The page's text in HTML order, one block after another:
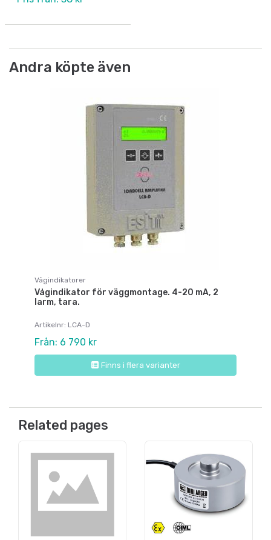
Andra köpte även
Vågindikatorer
Vågindikator för väggmontage. 4-20 mA, 2
larm, tara.
Artikelnr: LCA-D
Från: 6 790 kr
Finns i flera varianter
Related pages